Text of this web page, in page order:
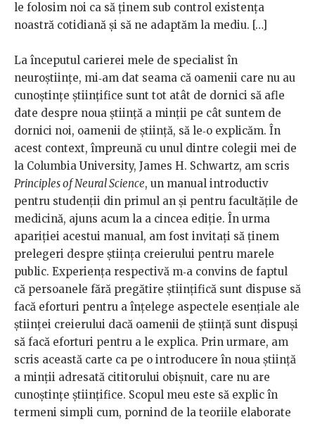
le folosim noi ca să ținem sub control existența
noastră cotidiană și să ne adaptăm la mediu. […]
La începutul carierei mele de specialist în
neuroștiințe, mi‑am dat seama că oamenii care nu au
cunoștințe științifice sunt tot atât de dornici să afle
date despre noua știință a minții pe cât suntem de
dornici noi, oamenii de știință, să le‑o explicăm. În
acest context, împreună cu unul dintre colegii mei de
la Columbia University, James H. Schwartz, am scris
Principles of Neural Science, un manual introductiv
pentru studenții din primul an și pentru facultățile de
medicină, ajuns acum la a cincea ediție. În urma
apariției acestui manual, am fost invitați să ținem
prelegeri despre știința creierului pentru marele
public. Experiența respectivă m‑a convins de faptul
că persoanele fără pregătire științifică sunt dispuse să
facă eforturi pentru a înțelege aspectele esențiale ale
științei creierului dacă oamenii de știință sunt dispuși
să facă eforturi pentru a le explica. Prin urmare, am
scris această carte ca pe o introducere în noua știință
a minții adresată cititorului obișnuit, care nu are
cunoștințe științifice. Scopul meu este să explic în
termeni simpli cum, pornind de la teoriile elaborate